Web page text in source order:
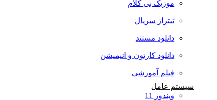
موزیک بی کلام
تیتراژ سریال
دانلود مستند
دانلود کارتون و انیمیشن
فیلم آموزشی
سیستم عامل
ویندوز 11